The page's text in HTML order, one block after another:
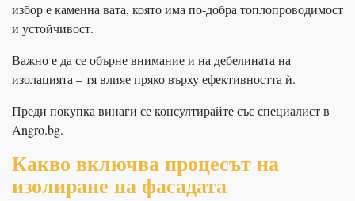
избор е каменна вата, която има по-добра топлопроводимост
и устойчивост.
Важно е да се обърне внимание и на дебелината на
изолацията – тя влияе пряко върху ефективността ѝ.
Преди покупка винаги се консултирайте със специалист в
Angro.bg.
Какво включва процесът на
изолиране на фасадата